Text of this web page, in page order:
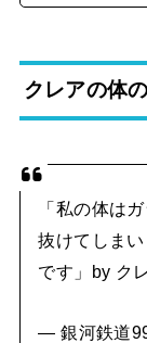
クレアの体
「私の体は
抜けてしま
です」by ク
— 銀河鉄道